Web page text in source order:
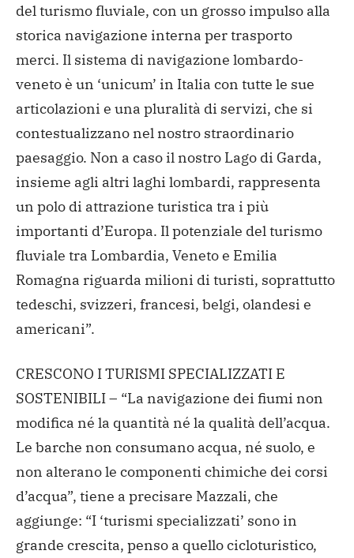
del turismo fluviale, con un grosso impulso alla
storica navigazione interna per trasporto
merci. Il sistema di navigazione lombardo-
veneto è un ‘unicum’ in Italia con tutte le sue
articolazioni e una pluralità di servizi, che si
contestualizzano nel nostro straordinario
paesaggio. Non a caso il nostro Lago di Garda,
insieme agli altri laghi lombardi, rappresenta
un polo di attrazione turistica tra i più
importanti d’Europa. Il potenziale del turismo
fluviale tra Lombardia, Veneto e Emilia
Romagna riguarda milioni di turisti, soprattutto
tedeschi, svizzeri, francesi, belgi, olandesi e
americani”.
CRESCONO I TURISMI SPECIALIZZATI E
SOSTENIBILI – “La navigazione dei fiumi non
modifica né la quantità né la qualità dell’acqua.
Le barche non consumano acqua, né suolo, e
non alterano le componenti chimiche dei corsi
d’acqua”, tiene a precisare Mazzali, che
aggiunge: “I ‘turismi specializzati’ sono in
grande crescita, penso a quello cicloturistico,